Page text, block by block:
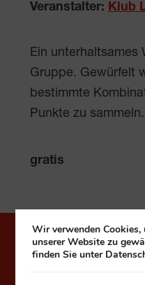
Veranstalter: Klub
Ein unterhaltsames
Gruppe. Gewürfelt
bestimmte
Punkte zu sammeln.
gratis
Häuser
Wir verwenden
unserer Website zu
finden Sie unter